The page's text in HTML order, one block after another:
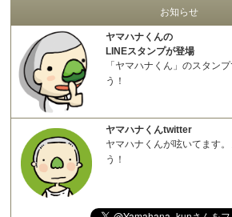
お知らせ
ヤマハナくんの
LINEスタンプが登場
「ヤマハナくん」のスタン
う！
ヤマハナくんtwitter
ヤマハナくんが呟いてます
う！